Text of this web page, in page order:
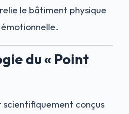
le bâtiment physique
du « Point
scientifiquement conçus